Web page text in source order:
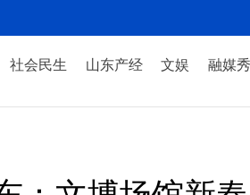
社会民生 山东产经 文娱 融媒秀